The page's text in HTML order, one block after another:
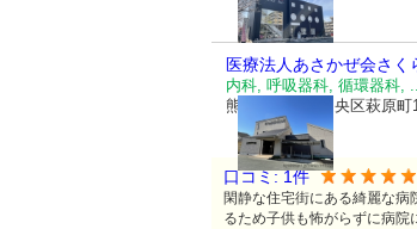
医療法人あさかぜ会さく
内科, 呼吸器科, 循環器科,
熊本県熊本市中央区萩原町
口コミ: 1件
閑静な住宅街にある綺麗な
るため子供も怖がらずに病